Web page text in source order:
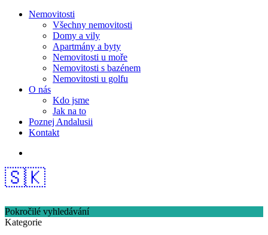
Nemovitosti
Všechny nemovitosti
Domy a vily
Apartmány a byty
Nemovitosti u moře
Nemovitosti s bazénem
Nemovitosti u golfu
O nás
Kdo jsme
Jak na to
Poznej Andalusii
Kontakt
🇸🇰
Pokročilé vyhledávání
Kategorie